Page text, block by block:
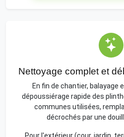
Nettoyage complet et
En fin de chantier, balayage
dépoussiérage rapide des
communes utilisées,
décrochés par une